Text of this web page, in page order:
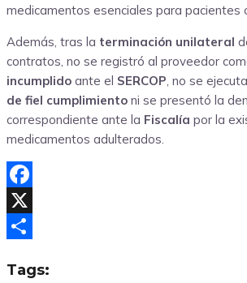
medicamentos esenciales para pacientes
Además, tras la terminación unilateral
contratos, no se registró al proveedor
incumplido ante el SERCOP, no se
de fiel cumplimiento ni se presentó la
correspondiente ante la Fiscalía por la
medicamentos adulterados.
Facebook
X
Tags: